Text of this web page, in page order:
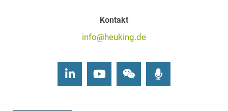
Kontakt
info@heuking.de
LinkedInYoutubeWechat